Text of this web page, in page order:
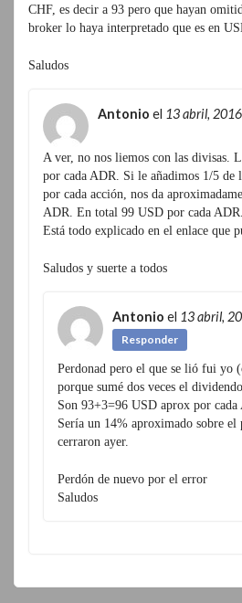
CHF, es decir a 93 pero que hayan
broker lo haya interpretado que es en
Saludos
Antonio el 13 abril, 2016
A ver, no nos liemos con las divisas.
por cada ADR. Si le añadimos 1/5 de
por cada acción, nos da
ADR. En total 99 USD por cada ADR.
Está todo explicado en el enlace que
Saludos y suerte a todos
Antonio el 13 abril,
Responder
Perdonad pero el que se lió fui yo
porque sumé dos veces el
Son 93+3=96 USD aprox por cada
Sería un 14% aproximado sobre el
cerraron ayer.
Perdón de nuevo por el error
Saludos